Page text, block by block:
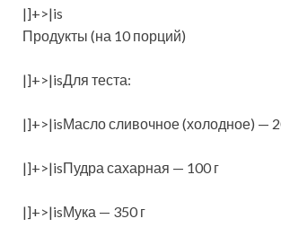
|]+>|is
Продукты (на 10 порций)
|]+>|isДля теста:
|]+>|isМасло сливочное (холодное) —
|]+>|isПудра сахарная — 100 г
|]+>|isМука — 350 г